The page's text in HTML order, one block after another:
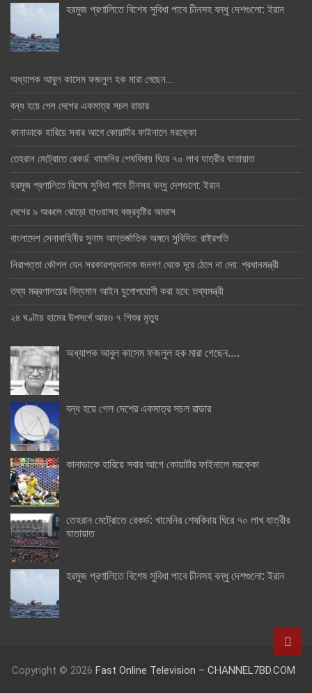
হরমুজ প্রণালিতে বিশেষ সুবিধা পাবে চীনসহ বন্ধু দেশগুলো: ইরান
অধ্যাপক আবুল কাসেম ফজলুল হক মারা গেছেন….
বন্ধ হয়ে গেল দেশের একমাত্র সচল রাডার
কানাডাকে হারিয়ে সবার আগে কোয়ার্টার ফাইনালে মরক্কো
তেহরান মেট্রোতে রেকর্ড: খামেনির শেষবিদায় ঘিরে ৭০ লাখ যাত্রীর যাতায়াত
হরমুজ প্রণালিতে বিশেষ সুবিধা পাবে চীনসহ বন্ধু দেশগুলো: ইরান
দেশের ৯ অঞ্চলে ঝোড়ো হাওয়াসহ বজ্রবৃষ্টির আভাস
বাংলাদেশ সেনাবাহিনীর সুনাম আন্তর্জাতিক অঙ্গনে সুবিদিত: রাষ্ট্রপতি
নিরাপত্তা কৌশল যেন সরকারপ্রধানকে জনগণ থেকে দূরে ঠেলে না দেয়: প্রধানমন্ত্রী
তথ্য মন্ত্রণালয়ের বিদ্যমান আইন যুগোপযোগী করা হবে: তথ্যমন্ত্রী
২৪ ঘণ্টায় হামের উপসর্গে আরও ৭ শিশুর মৃত্যু
অধ্যাপক আবুল কাসেম ফজলুল হক মারা গেছেন….
বন্ধ হয়ে গেল দেশের একমাত্র সচল রাডার
কানাডাকে হারিয়ে সবার আগে কোয়ার্টার ফাইনালে মরক্কো
তেহরান মেট্রোতে রেকর্ড: খামেনির শেষবিদায় ঘিরে ৭০ লাখ যাত্রীর
যাতায়াত
হরমুজ প্রণালিতে বিশেষ সুবিধা পাবে চীনসহ বন্ধু দেশগুলো: ইরান
Copyright © 2026 Fast Online Television – CHANNEL7BD.COM